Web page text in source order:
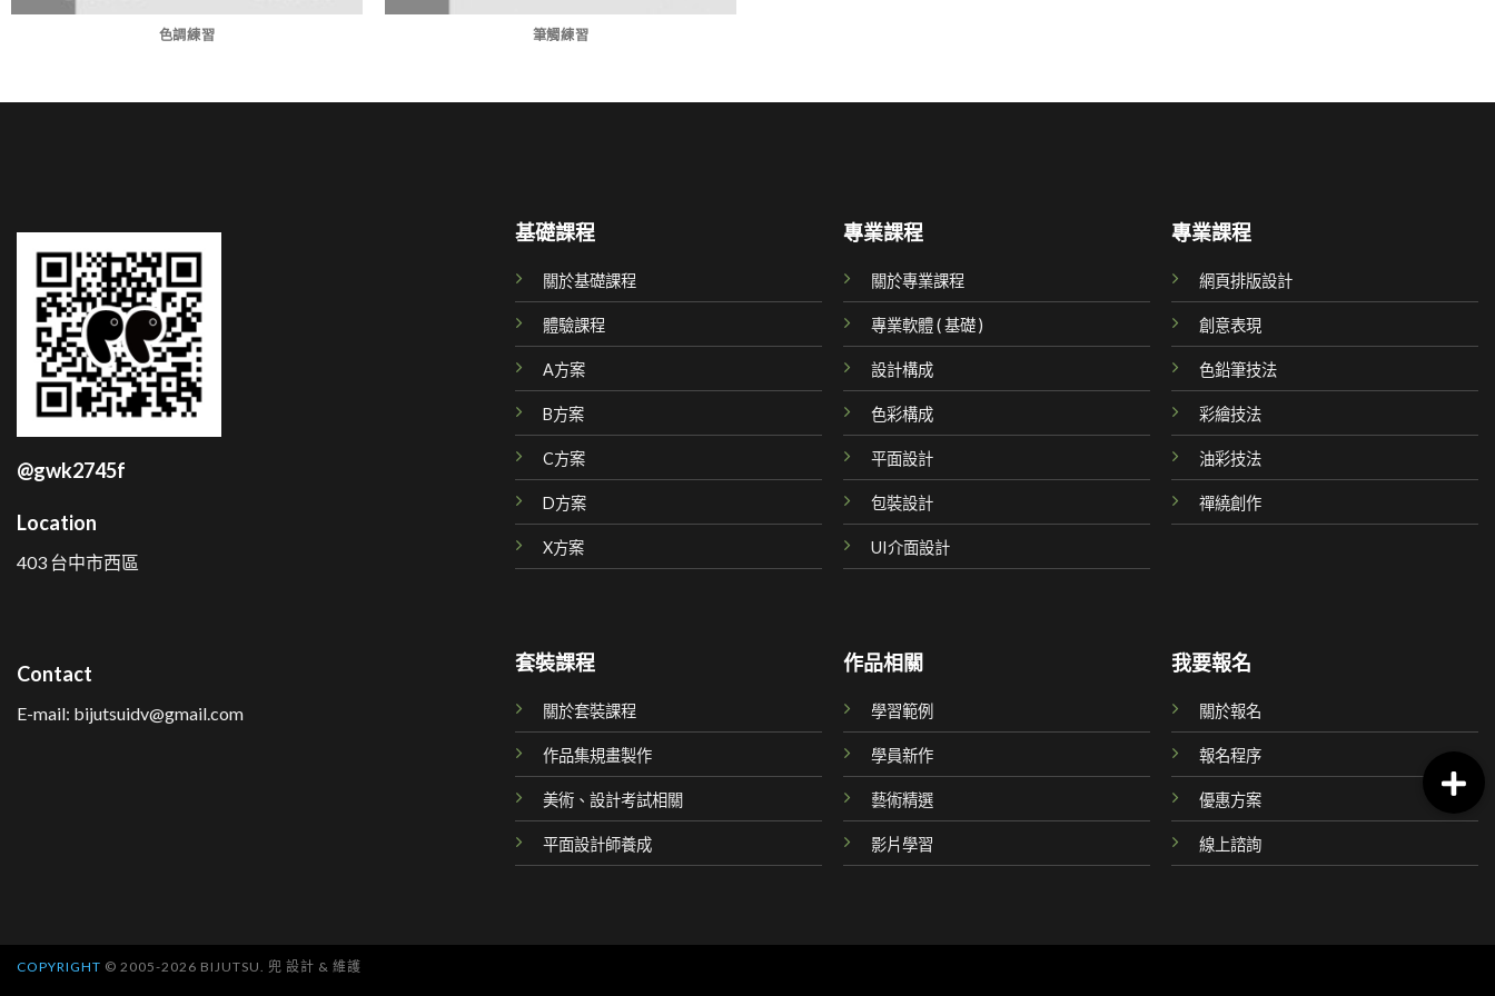
色調練習 筆觸練習
@gwk2745f
Location
403 台中市西區
基礎課程
關於基礎課程
體驗課程
A方案
B方案
C方案
D方案
X方案
專業課程
關於專業課程
專業軟體 ( 基礎 )
設計構成
色彩構成
平面設計
包裝設計
UI介面設計
專業課程
網頁排版設計
創意表現
色鉛筆技法
彩繪技法
油彩技法
禪繞創作
Contact
E-mail: bijutsuidv@gmail.com
套裝課程
關於套裝課程
作品集規畫製作
美術、設計考試相關
平面設計師養成
作品相關
學習範例
學員新作
藝術精選
影片學習
我要報名
關於報名
報名程序
優惠方案
線上諮詢
COPYRIGHT © 2005-2026 BIJUTSU. 兜 設計 & 維護